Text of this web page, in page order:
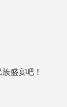
盛宴吧！